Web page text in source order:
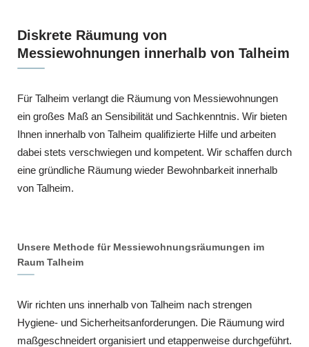
Diskrete Räumung von
Messiewohnungen innerhalb von Talheim
Für Talheim verlangt die Räumung von Messiewohnungen
ein großes Maß an Sensibilität und Sachkenntnis. Wir bieten
Ihnen innerhalb von Talheim qualifizierte Hilfe und arbeiten
dabei stets verschwiegen und kompetent. Wir schaffen durch
eine gründliche Räumung wieder Bewohnbarkeit innerhalb
von Talheim.
Unsere Methode für Messiewohnungsräumungen im
Raum Talheim
Wir richten uns innerhalb von Talheim nach strengen
Hygiene- und Sicherheitsanforderungen. Die Räumung wird
maßgeschneidert organisiert und etappenweise durchgeführt.